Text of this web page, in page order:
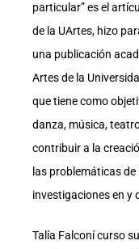
particular” es el
de la UArtes, hizo
una publicación
Artes de la
que tiene como
danza, música,
contribuir a la
las problemáticas
investigaciones en y
Talía Falconí curso